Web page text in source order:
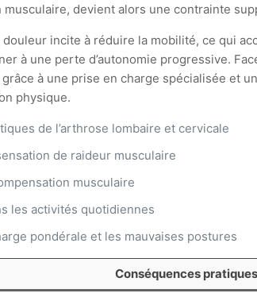
devient alors une contrainte
incite à réduire la mobilité, ce qui
à une perte d’autonomie progressive.
à une prise en charge spécialisée et
physique.
de l’arthrose lombaire et cervicale
de raideur musculaire
musculaire
les activités quotidiennes
pondérale et les mauvaises postures
Conséquences pratiques